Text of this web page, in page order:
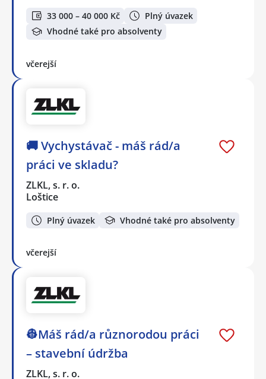
33 000 – 40 000 Kč
Plný úvazek
Vhodné také pro absolventy
včerejší
🚚 Vychystávač - máš rád/a
práci ve skladu?
ZLKL, s. r. o.
Loštice
Plný úvazek Vhodné také pro absolventy
včerejší
👷Máš rád/a různorodou práci
– stavební údržba
ZLKL, s. r. o.